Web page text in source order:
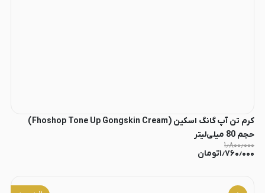
کرم تن آپ گانگ اسکین (Fhoshop Tone Up Gongskin Cream)
حجم 80 میلی‌لیتر
۱٫۸۰۰٫۰۰۰
۱٫۷۶۰٫۰۰۰تومان